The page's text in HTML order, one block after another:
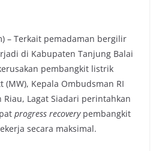
– Terkait pemadaman bergilir
di Kabupaten Tanjung Balai
pembangkit listrik
(MW), Kepala Ombudsman RI
Riau, Lagat Siadari perintahkan
progress recoverypembangkit
secara maksimal.